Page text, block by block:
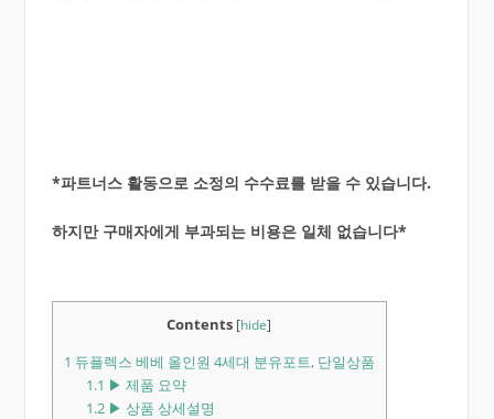
*파트너스 활동으로 소정의 수수료를 받을 수 있습니다.
하지만 구매자에게 부과되는 비용은 일체 없습니다*
Contents [hide]
1 듀플렉스 베베 올인원 4세대 분유포트, 단일상품
1.1 ▶ 제품 요약
1.2▶ 상품 상세설명